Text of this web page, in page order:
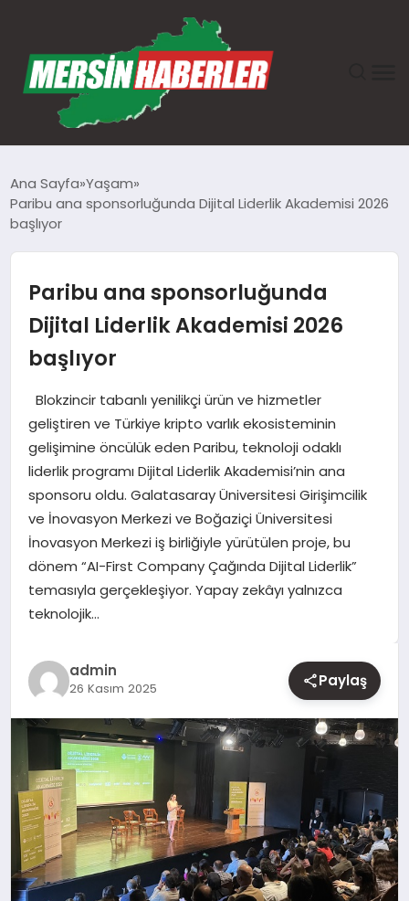
GÜNDEM
TEKNOLOJI
SPOR
YAŞAM
EĞITIM
Ana Sayfa Yaşam
Paribu ana sponsorluğunda Dijital Liderlik Akademisi 2026
başlıyor
Paribu ana sponsorluğunda
Dijital Liderlik Akademisi 2026
başlıyor
Blokzincir tabanlı yenilikçi ürün ve hizmetler
geliştiren ve Türkiye kripto varlık ekosisteminin
gelişimine öncülük eden Paribu, teknoloji odaklı
liderlik programı Dijital Liderlik Akademisi’nin ana
sponsoru oldu. Galatasaray Üniversitesi Girişimcilik
ve İnovasyon Merkezi ve Boğaziçi Üniversitesi
İnovasyon Merkezi iş birliğiyle yürütülen proje, bu
dönem “AI-First Company Çağında Dijital Liderlik”
temasıyla gerçekleşiyor. Yapay zekâyı yalnızca
teknolojik…
admin
26 Kasım 2025 Paylaş